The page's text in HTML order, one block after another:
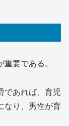
要である。
であれば、育児
なり、男性が育